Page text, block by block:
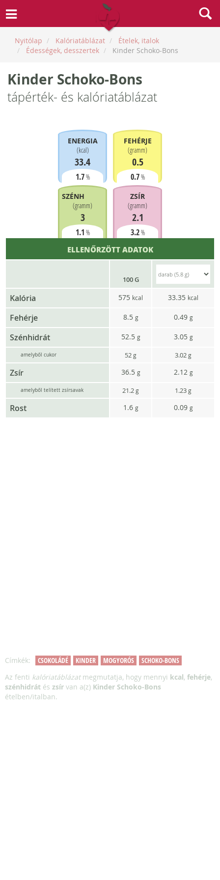
Nyitólap Kalóriatáblázat
Ételek, italok
Édességek, desszertek
Kinder Schoko-Bons
Kinder Schoko-Bons
tápérték- és kalóriatáblázat
ENERGIA
(kcal)
33.4
1.7%
FEHÉRJE
(gramm)
0.5
0.7%
SZÉNHIDRÁT
(gramm)
3
1.1 %
ZSÍR
(gramm)
2.1
3.2%
ELLENŐRZÖTT ADATOK
100 G
Kalória 575 kcal 33.35 kcal
Fehérje 8.5 g 0.49 g
Szénhidrát 52.5 g 3.05 g
amelyből cukor 52g 3.02g
Zsír 36.5 g 2.12 g
amelyből telített zsírsavak 21.2g 1.23g
Rost 1.6 g 0.09 g
Címkék: CSOKOLÁDÉ KINDER MOGYORÓS
SCHOKO-BONS
Az fenti kalóriatáblázatmegmutatja, hogy mennyi kcal, fehérje,
szénhidrát és zsír van a(z) Kinder Schoko-Bons
ételben/italban.